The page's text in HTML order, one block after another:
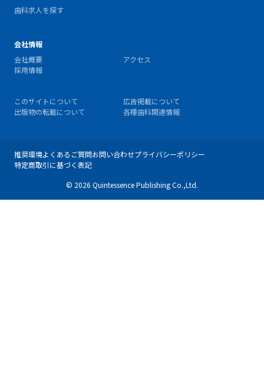
歯科求人を探す
会社情報
会社概要
アクセス
採用情報
このサイトについて
広告掲載について
出版物の転載について
各種歯科関連情報
推奨環境よくあるご質問お問い合わせプライバシーポリシー
特定商取引に基づく表記
© 2026 Quintessence Publishing Co.,Ltd.